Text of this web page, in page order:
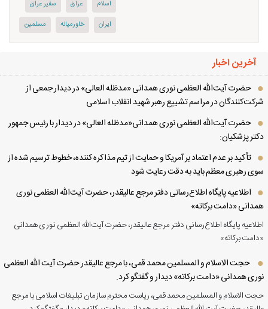
اسلام عراق
سفیر عراق
ایران
خاورمیانه مسلمین
آخرین اخبار
حضرت آیت‌الله العظمی نوری همدانی «مدظله العالی» در دیدار جمعی از
در مراسم تشییع رهبر شهید انقلاب اسلامی
حضرت آیت‌الله العظمی نوری همدانی«مدظله العالی» در دیدار با رئیس جمهور
پزشکیان:
تأکید بر عدم اعتماد بر آمریکا و حمایت از تیم مذاکره کننده، خطوط ترسیم شده از
رهبری معظم باید به دقت رعایت شود
اطلاعیه پایگاه اطلاع‌رسانی دفتر مرجع عالیقدر، حضرت آیت‌الله العظمی نوری
«دامت برکاته»
پایگاه اطلاع‌رسانی دفتر مرجع عالیقدر، حضرت آیت‌الله العظمی نوری همدانی
برکاته»
حجت الاسلام و المسلمین محمد قمی، با مرجع عالیقدر حضرت آیت الله العظمی
همدانی «دامت برکاته» دیدار و گفتگو کرد.
الاسلام و المسلمین محمد قمی، ریاست محترم سازمان تبلیغات اسلامی با مرجع